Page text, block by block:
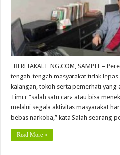
BERITAKALTENG.COM, SAMPIT –
tengah-tengah masyarakat tidak
kalangan, tokoh serta pemerhati yang
Timur “salah satu cara atau bisa
melalui segala aktivitas masyarakat
bebas narkoba,” kata Salah seorang
Read More »